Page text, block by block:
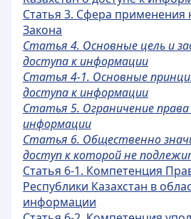
Статья 3. Сфера применения
Закона
Статья 4. Основные цель и
доступа к информации
Статья 4-1. Основные
доступа к информации
Статья 5. Ограничение
информации
Статья 6. Общественно
доступ к которой не
Статья 6-1. Компетенция
Республики Казахстан в
информации